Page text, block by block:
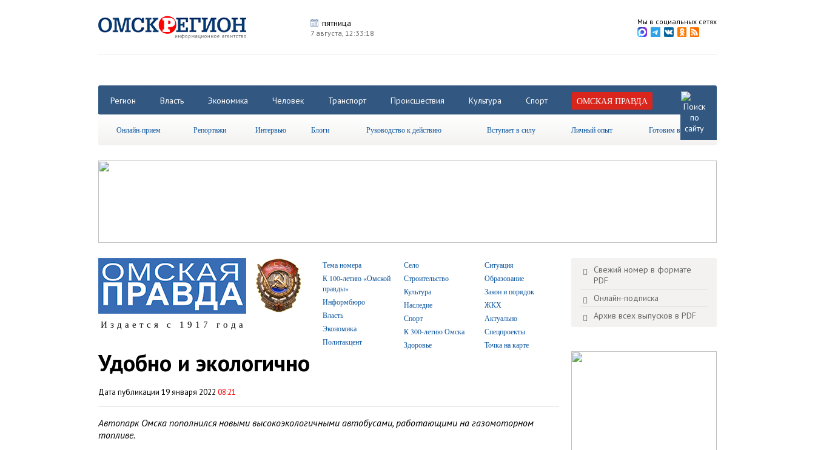
пятница
7 августа, 12:33:19
Мы в социальных сетях
Регион Власть Экономика Человек Транспорт Происшествия Культура Спорт ОМСКАЯ ПРАВДА
Онлайн-прием Репортажи Интервью Блоги Руководство к действию Вступает в силу Личный опыт Готовим вместе
Тема номера
К 100-летию «Омской
правды»
Информбюро
Власть
Экономика
Политакцент
Село
Строительство
Культура
Наследие
Спорт
К 300-летию Омска
Здоровье
Ситуация
Образование
Закон и порядок
ЖКХ
Актуально
Спецпроекты
Точка на карте
Свежий номер в формате
PDF
Онлайн-подписка
Архив всех выпусков в PDF
Издается с 1917 года
Удобно и экологично
Дата публикации 19 января 2022 08:21
Автопарк Омска пополнился новыми высокоэкологичными автобусами, работающими на газомоторном
топливе.